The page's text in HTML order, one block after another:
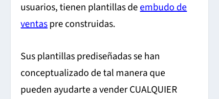
usuarios, tienen plantillas deembudo de
ventaspre construidas.
Sus plantillas prediseñadas se han
conceptualizado de tal manera que
pueden ayudarte a vender CUALQUIER